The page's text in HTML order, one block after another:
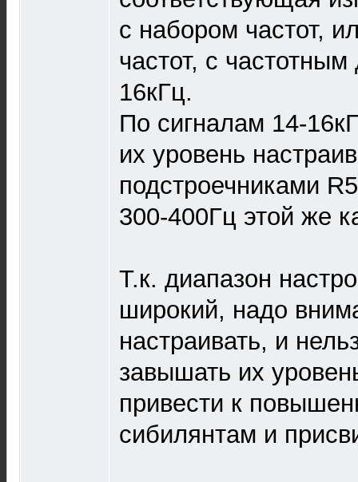
с набором частот,
частот, с
16кГц.
По сигналам 14-
их уровень
подстроечниками
300-400Гц этой же
Т.к. диапазон
широкий, надо
настраивать, и
завышать их
привести к
сибилянтам и